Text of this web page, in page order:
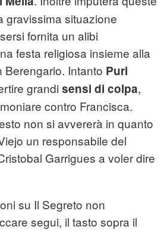
gravissima situazione
fornita un alibi
festa religiosa insieme alla
Berengario. Intanto Puri
grandi sensi di colpa,
contro Francisca.
non si avvererà in quanto
un responsabile del
Garrigues a voler dire
su Il Segreto non
segui, il tasto sopra il